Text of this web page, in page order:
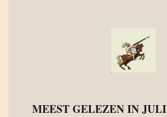
MEEST GELEZEN IN JULI